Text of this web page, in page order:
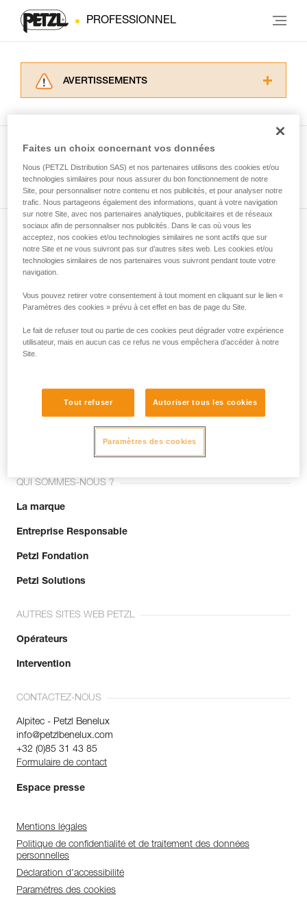
PROFESSIONNEL
AVERTISSEMENTS
informations de la notice technique pour
d’informations.
Maîtriser ces techniques nécessite une
formation et un entraînement spécifique. Validez
avec un professionnel votre capacité à refaire
la manipulation, seul, en toute sécurité, avant
de la reproduire en autonomie.
Nous donnons des exemples de techniques
Voir tous les conseils
Abonnez-vous à la newsletter
et restez connecté à notre actualité
Email *
Rejoignez la communauté !
QUI SOMMES-NOUS ?
La marque
Entreprise Responsable
Petzl Fondation
Petzl Solutions
AUTRES SITES WEB PETZL
Opérateurs
Intervention
CONTACTEZ-NOUS
Alpitec - Petzl Benelux
info@petzlbenelux.com
+32 (0)85 31 43 85
Formulaire de contact
Espace presse
Mentions légales
Politique de confidentialité et de traitement des données
personnelles
Déclaration d'accessibilité
Paramètres des cookies
Faites un choix concernant vos données
Nous (PETZL Distribution SAS) et nos partenaires utilisons des cookies et/ou
technologies similaires pour nous assurer du bon fonctionnement de notre
Site, pour personnaliser notre contenu et nos publicités, et pour analyser notre
trafic. Nous partageons également des informations, quant à votre navigation
sur notre Site, avec nos partenaires analytiques, publicitaires et de réseaux
sociaux afin de personnaliser nos publicités. Dans le cas où vous les
acceptez, nos cookies et/ou technologies similaires ne sont actifs que sur
notre Site et ne vous suivront pas sur d’autres sites web. Les cookies et/ou
technologies similaires de nos partenaires vous suivront pendant toute votre
navigation.
Vous pouvez retirer votre consentement à tout moment en cliquant sur le lien «
Paramètres des cookies » prévu à cet effet en bas de page du Site.
Le fait de refuser tout ou partie de ces cookies peut dégrader votre expérience
utilisateur, mais en aucun cas ce refus ne vous empêchera d’accéder à notre
Site.
Tout refuser Autoriser tous les cookies
Paramètres des cookies